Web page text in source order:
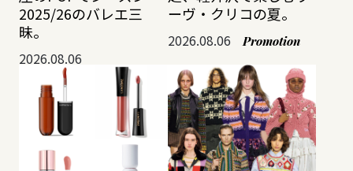
2025/26のバレエ三
昧。
2026.08.06
ーヴ・クリコの夏。
2026.08.06 Promotion